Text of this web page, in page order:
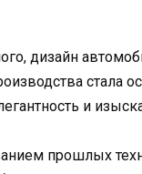
дизайн
стала
и
прошлых